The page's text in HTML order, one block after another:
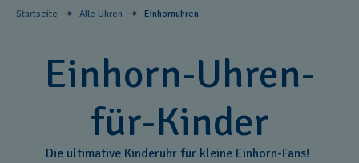
Startseite Alle Uhren Einhornuhren
Einhorn-Uhren-
für-Kinder
Die ultimative Kinderuhr für kleine Einhorn-Fans!